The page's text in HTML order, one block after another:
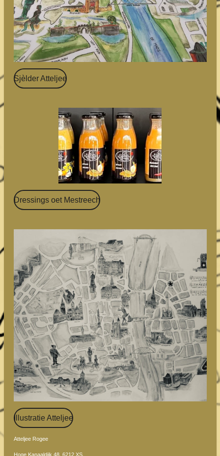
Sjèlder Atteljee
Dressings oet Mestreech
Illustratie Atteljee
Atteljee Rogee
Hoge Kanaaldijk 48, 6212 XS,